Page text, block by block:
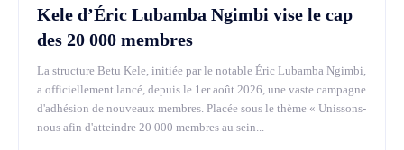
Kele d’Éric Lubamba Ngimbi vise le cap
des 20 000 membres
La structure Betu Kele, initiée par le notable Éric Lubamba Ngimbi,
a officiellement lancé, depuis le 1er août 2026, une vaste campagne
d'adhésion de nouveaux membres. Placée sous le thème « Unissons-
nous afin d'atteindre 20 000 membres au sein...